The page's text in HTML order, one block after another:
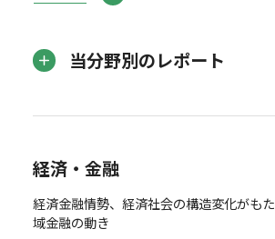
当分野別のレポート
経済・金融
経済金融情勢、経済社会の構造変化がも
域金融の動き